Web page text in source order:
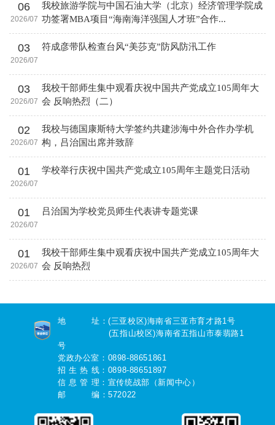
06
2026/07
我校旅游学院与中国石油大学（北京）经济管理学院成
功签署MBA项目“海南海洋强国人才班”合作...
03
2026/07
符成彦带队检查台风“美莎克”防风防汛工作
03
2026/07
我校干部师生集中观看庆祝中国共产党成立105周年大
会 反响热烈（二）
02
2026/07
我校与德国康斯特大学签约共建涉海中外合作办学机
构，吕治国出席并致辞
01
2026/07
学校举行庆祝中国共产党成立105周年主题党日活动
01
2026/07
吕治国为学校党员师生代表讲专题党课
01
2026/07
我校干部师生集中观看庆祝中国共产党成立105周年大
会 反响热烈
地 址：(三亚校区)海南省三亚市育才路1号
(五指山校区)海南省五指山市泰翡路1
号
党政办公室：0898-88651861
招 生 热 线：0898-88651897
信 息 管 理：宣传统战部（新闻中心）
邮 编：572022